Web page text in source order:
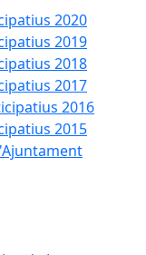
2020
2019
2018
2017
2016
2015